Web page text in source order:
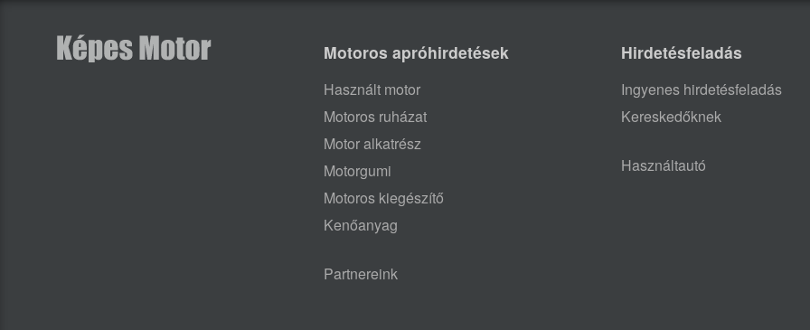
Motoros apróhirdetések
Használt motor
Motoros ruházat
Motor alkatrész
Motorgumi
Motoros kiegészítő
Kenőanyag
Partnereink
Hirdetésfeladás
Ingyenes hirdetésfeladás
Kereskedőknek
Használtautó